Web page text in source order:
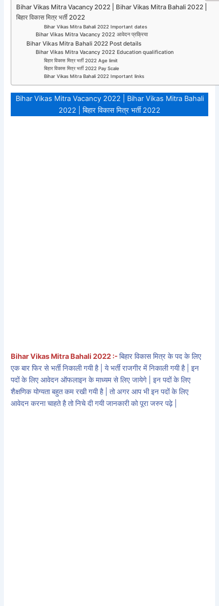
Bihar Vikas Mitra Vacancy 2022 | Bihar Vikas Mitra Bahali 2022 |
बिहार विकास मित्र भर्ती 2022
Bihar Vikas Mitra Bahali 2022 Important dates
Bihar Vikas Mitra Vacancy 2022 आवेदन प्रक्रिया
Bihar Vikas Mitra Bahali 2022 Post details
Bihar Vikas Mitra Vacancy 2022 Education qualification
बिहार विकास मित्र भर्ती 2022 Age limit
बिहार विकास मित्र भर्ती 2022 Pay Scale
Bihar Vikas Mitra Bahali 2022 Important links
Bihar Vikas Mitra Vacancy 2022 | Bihar Vikas Mitra Bahali
2022 | बिहार विकास मित्र भर्ती 2022
Bihar Vikas Mitra Bahali 2022 :- बिहार विकास मित्र के पद के लिए
एक बार फिर से भर्ती निकाली गयी है | ये भर्ती राजगीर में निकाली गयी है | इन
पदों के लिए आवेदन ऑफलाइन के माध्यम से लिए जायेगे | इन पदों के लिए
शैक्षणिक योग्यता बहुत कम रखी गयी है | तो अगर आप भी इन पदों के लिए
आवेदन करना चाहते है तो निचे दी गयी जानकारी को पूरा जरुर पढ़े |